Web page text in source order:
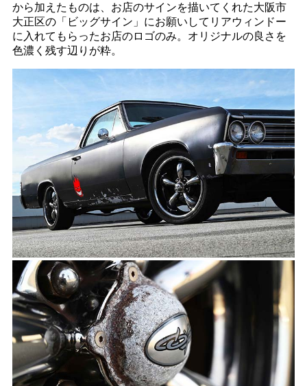
から加えたものは、お店のサインを描いてくれた大阪市
大正区の「ビッグサイン」にお願いしてリアウィンドー
に入れてもらったお店のロゴのみ。オリジナルの良さを
色濃く残す辺りが粋。